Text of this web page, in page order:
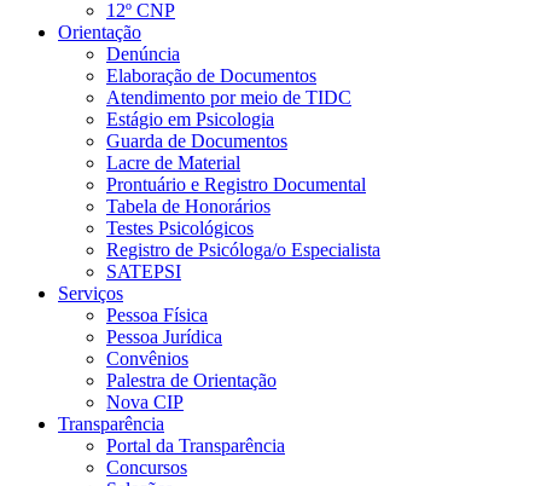
12º CNP
Orientação
Denúncia
Elaboração de Documentos
Atendimento por meio de TIDC
Estágio em Psicologia
Guarda de Documentos
Lacre de Material
Prontuário e Registro Documental
Tabela de Honorários
Testes Psicológicos
Registro de Psicóloga/o Especialista
SATEPSI
Serviços
Pessoa Física
Pessoa Jurídica
Convênios
Palestra de Orientação
Nova CIP
Transparência
Portal da Transparência
Concursos